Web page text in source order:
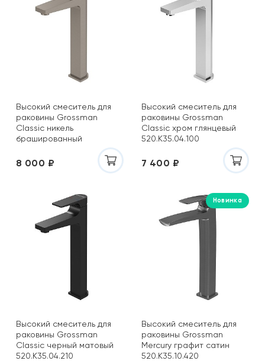
Высокий смеситель для
раковины Grossman
Classic никель
брашированный
8 000 ₽
Высокий смеситель для
раковины Grossman
Classic хром глянцевый
520.K35.04.100
7 400 ₽
Высокий смеситель для
раковины Grossman
Classic черный матовый
520.K35.04.210
Новинка
Высокий смеситель для
раковины Grossman
Mercury графит сатин
520.K35.10.420